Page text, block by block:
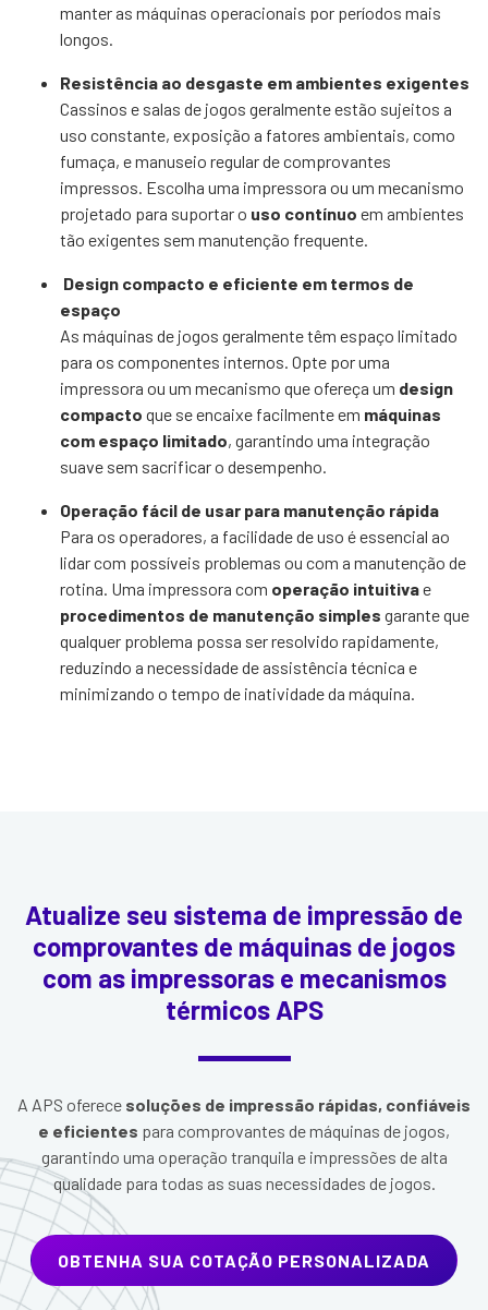
manter as máquinas operacionais por períodos mais
longos.
Resistência ao desgaste em ambientes exigentes
Cassinos e salas de jogos geralmente estão sujeitos a
uso constante, exposição a fatores ambientais, como
fumaça, e manuseio regular de comprovantes
impressos. Escolha uma impressora ou um mecanismo
projetado para suportar o uso contínuo em ambientes
tão exigentes sem manutenção frequente.
Design compacto e eficiente em termos de
espaço
As máquinas de jogos geralmente têm espaço limitado
para os componentes internos. Opte por uma
impressora ou um mecanismo que ofereça um design
compacto que se encaixe facilmente em máquinas
com espaço limitado, garantindo uma integração
suave sem sacrificar o desempenho.
Operação fácil de usar para manutenção rápida
Para os operadores, a facilidade de uso é essencial ao
lidar com possíveis problemas ou com a manutenção de
rotina. Uma impressora com operação intuitivae
procedimentos de manutenção simples garante que
qualquer problema possa ser resolvido rapidamente,
reduzindo a necessidade de assistência técnica e
minimizando o tempo de inatividade da máquina.
Atualize seu sistema de impressão de
comprovantes de máquinas de jogos
com as impressoras e mecanismos
térmicos APS
A APS oferece soluções de impressão rápidas, confiáveis
e eficientes para comprovantes de máquinas de jogos,
garantindo uma operação tranquila e impressões de alta
qualidade para todas as suas necessidades de jogos.
OBTENHA SUA COTAÇÃO PERSONALIZADA